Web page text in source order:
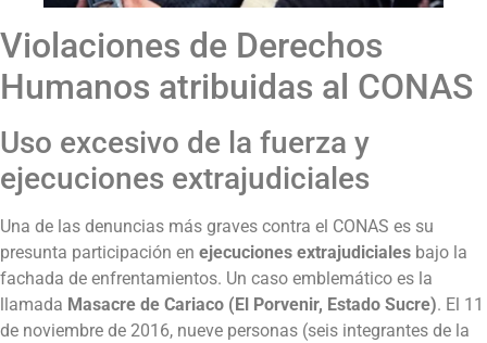
Violaciones de Derechos
Humanos atribuidas al CONAS
Uso excesivo de la fuerza y
ejecuciones extrajudiciales
Una de las denuncias más graves contra el CONAS es su
presunta participación en ejecuciones extrajudiciales bajo la
fachada de enfrentamientos. Un caso emblemático es la
llamada Masacre de Cariaco (El Porvenir, Estado Sucre). El 11
de noviembre de 2016, nueve personas (seis integrantes de la